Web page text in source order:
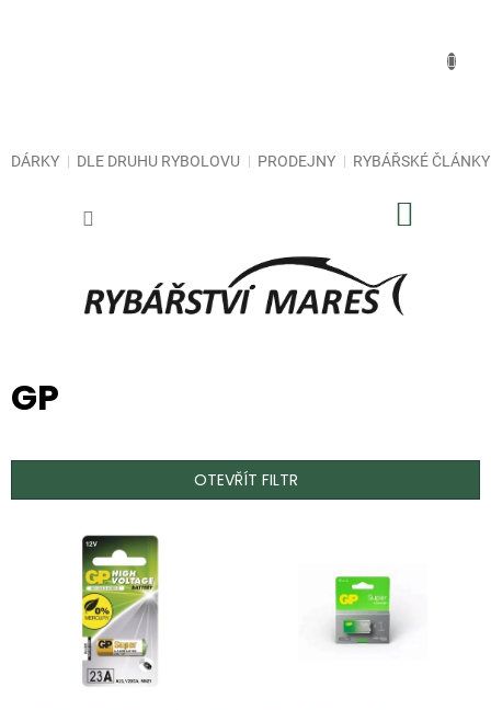
DÁRKY DLE DRUHU RYBOLOVU PRODEJNY RYBÁŘSKÉ ČLÁNKY
GP
OTEVŘÍT FILTR